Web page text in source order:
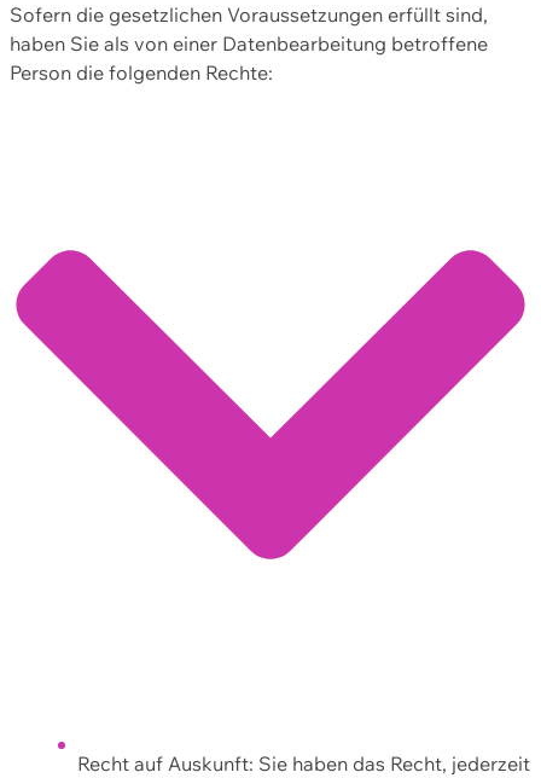
Sofern die gesetzlichen Voraussetzungen erfüllt sind,
haben Sie als von einer Datenbearbeitung betroffene
Person die folgenden Rechte:
Recht auf Auskunft: Sie haben das Recht, jederzeit